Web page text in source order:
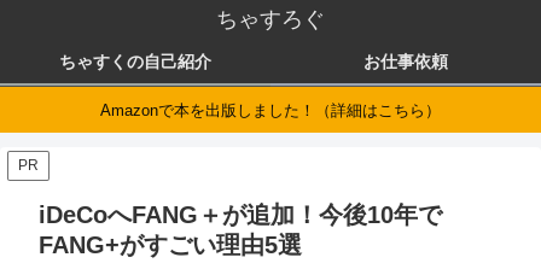
ちゃすろぐ
ちゃすくの自己紹介 お仕事依頼
Amazonで本を出版しました！（詳細はこちら）
PR
iDeCoへFANG＋が追加！今後10年で
FANG+がすごい理由5選